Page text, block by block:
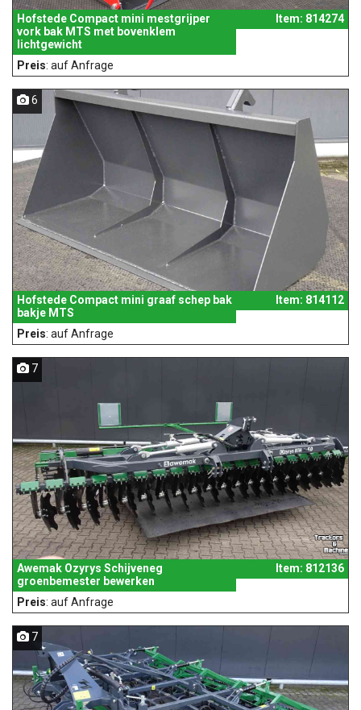
Hofstede Compact mini mestgrijper
vork bak MTS met bovenklem
lichtgewicht
Item: 814274
Preis: auf Anfrage
6
Hofstede Compact mini graaf schep bak
bakje MTS
Item: 814112
Preis: auf Anfrage
7
Awemak Ozyrys Schijveneg
groenbemester bewerken
Item: 812136
Preis: auf Anfrage
7